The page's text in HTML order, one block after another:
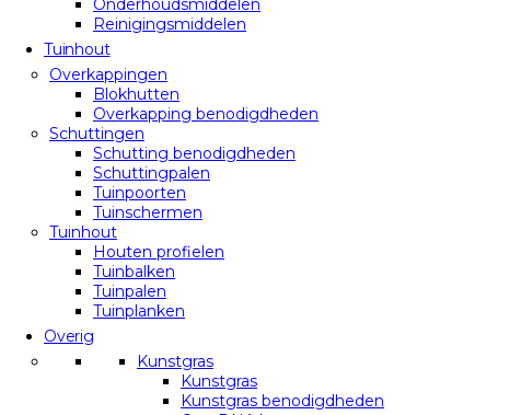
Reinigingsmiddelen
Tuinhout
Overkappingen
Blokhutten
Overkapping benodigdheden
Schuttingen
Schutting benodigdheden
Schuttingpalen
Tuinpoorten
Tuinschermen
Tuinhout
Houten profielen
Tuinbalken
Tuinpalen
Tuinplanken
Overig
Kunstgras
Kunstgras
Kunstgras benodigdheden